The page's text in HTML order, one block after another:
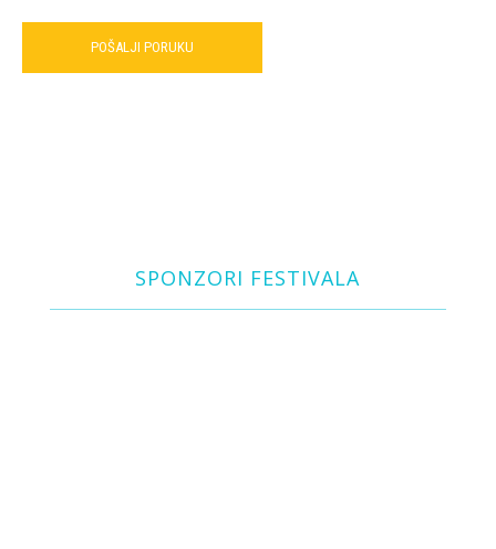
POŠALJI PORUKU
SPONZORI FESTIVALA